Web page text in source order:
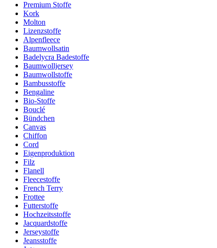
Premium Stoffe
Kork
Molton
Lizenzstoffe
Alpenfleece
Baumwollsatin
Badelycra Badestoffe
Baumwolljersey
Baumwollstoffe
Bambusstoffe
Bengaline
Bio-Stoffe
Bouclé
Bündchen
Canvas
Chiffon
Cord
Eigenproduktion
Filz
Flanell
Fleecestoffe
French Terry
Frottee
Futterstoffe
Hochzeitsstoffe
Jacquardstoffe
Jerseystoffe
Jeansstoffe